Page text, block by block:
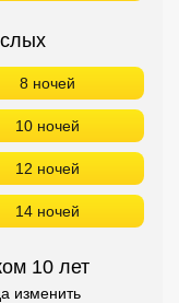
8 ночей
10 ночей
12 ночей
14 ночей
10 лет
изменить